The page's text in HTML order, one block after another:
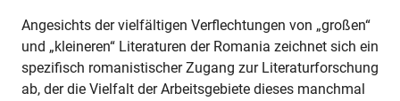
Angesichts der vielfältigen Verflechtungen von „großen“
und „kleineren“ Literaturen der Romania zeichnet sich ein
spezifisch romanistischer Zugang zur Literaturforschung
ab, der die Vielfalt der Arbeitsgebiete dieses manchmal